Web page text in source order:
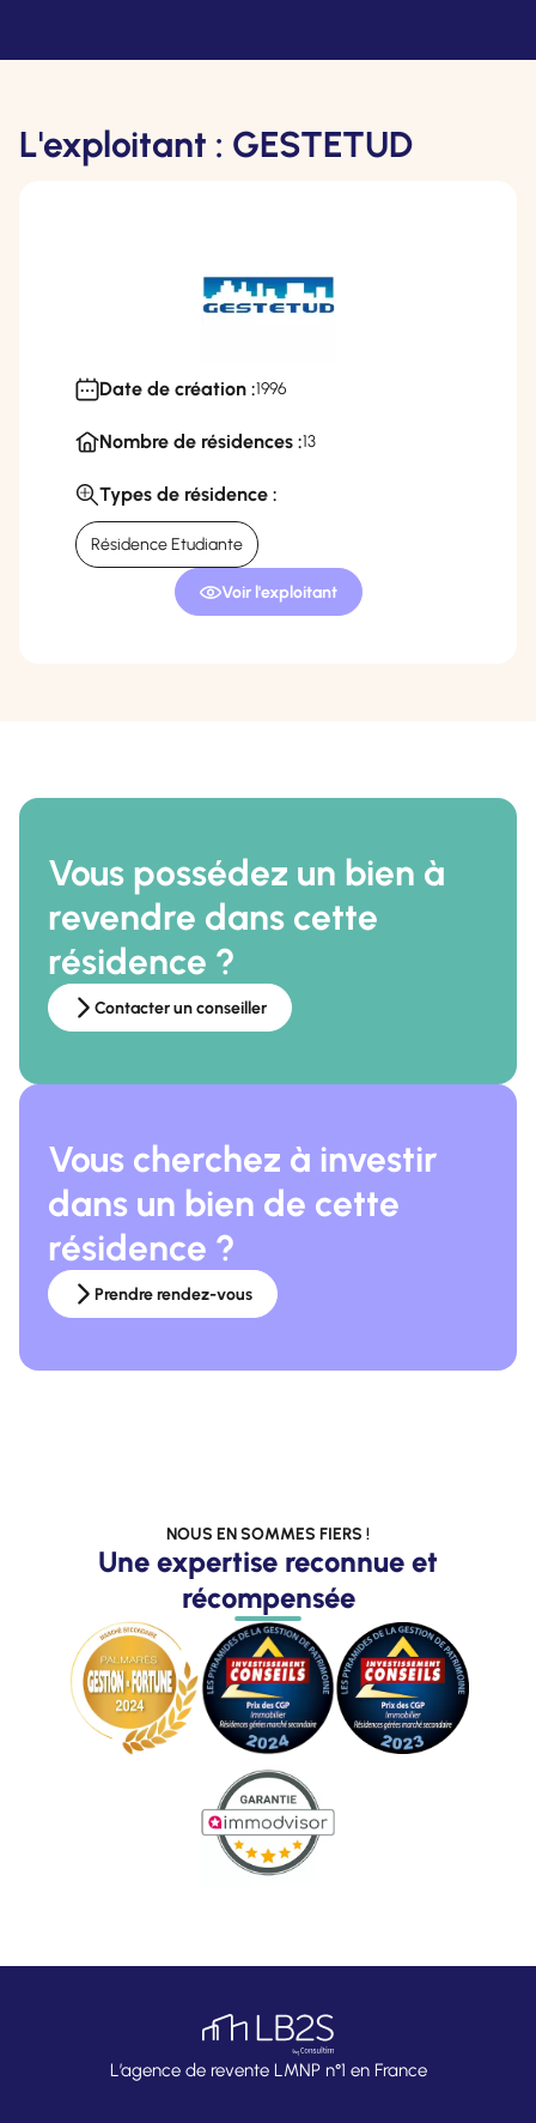
L'exploitant : GESTETUD
Date de création :1996
Nombre de résidences :13
Types de résidence :
Résidence Etudiante
Voir l'exploitant
Vous possédez un bien à
revendre dans cette
résidence ?
Contacter un conseiller
Vous cherchez à investir
dans un bien de cette
résidence ?
Prendre rendez-vous
NOUS EN SOMMES FIERS !
Une expertise reconnue et
récompensée
L’agence de revente LMNP n°1 en France